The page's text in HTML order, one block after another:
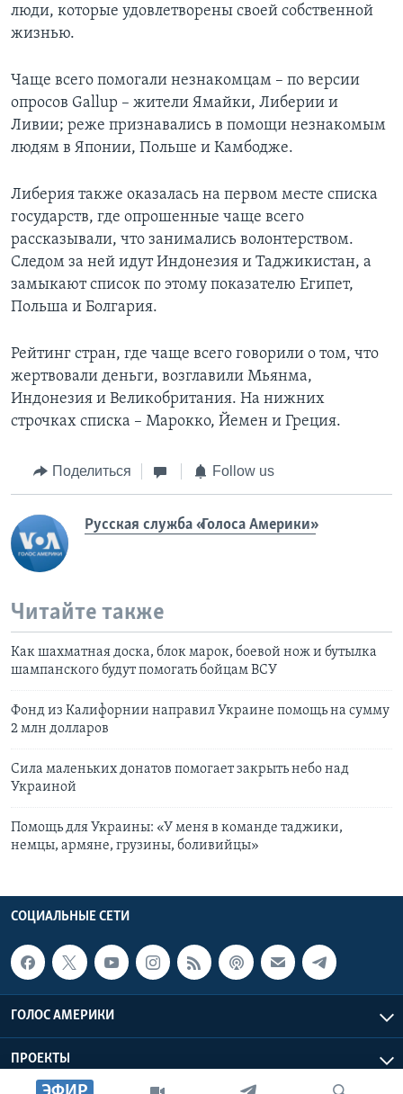
люди, которые удовлетворены своей собственной
жизнью.
Чаще всего помогали незнакомцам – по версии
опросов Gallup – жители Ямайки, Либерии и
Ливии; реже признавались в помощи незнакомым
людям в Японии, Польше и Камбодже.
Либерия также оказалась на первом месте списка
государств, где опрошенные чаще всего
рассказывали, что занимались волонтерством.
Следом за ней идут Индонезия и Таджикистан, а
замыкают список по этому показателю Египет,
Польша и Болгария.
Рейтинг стран, где чаще всего говорили о том, что
жертвовали деньги, возглавили Мьянма,
Индонезия и Великобритания. На нижних
строчках списка – Марокко, Йемен и Греция.
Поделиться Follow us
Русская служба «Голоса Америки»
Читайте также
Как шахматная доска, блок марок, боевой нож и бутылка
шампанского будут помогать бойцам ВСУ
Фонд из Калифорнии направил Украине помощь на сумму
2 млн долларов
Сила маленьких донатов помогает закрыть небо над
Украиной
Помощь для Украины: «У меня в команде таджики,
немцы, армяне, грузины, боливийцы»
СОЦИАЛЬНЫЕ СЕТИ
ГОЛОС АМЕРИКИ
ПРОЕКТЫ